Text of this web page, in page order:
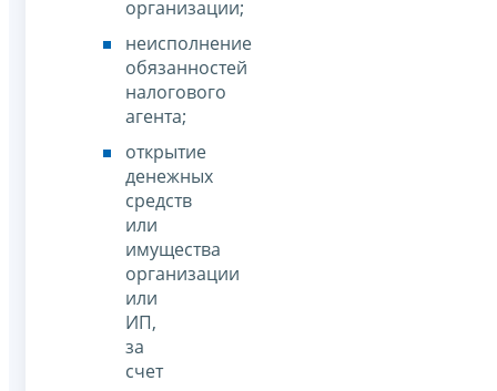
организации;
неисполнение
обязанностей
налогового
агента;
открытие
денежных
средств
или
имущества
организации
или
ИП,
за
счет